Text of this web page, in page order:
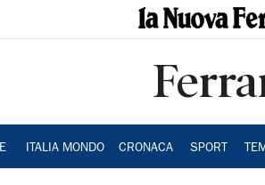
ITALIA MONDO CRONACA SPORT